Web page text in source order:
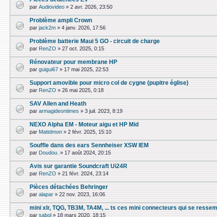
par Audiovideo » 2 avr. 2026, 23:50
Problème ampli Crown
par jack2m » 4 janv. 2026, 17:56
Problème batterie Maui 5 GO - circuit de charge
par RenZO » 27 oct. 2025, 0:15
Rénovateur pour membrane HP
par guigui67 » 17 mai 2025, 22:53
Support amovible pour micro col de cygne (pupitre église)
par RenZO » 26 mai 2025, 0:18
SAV Allen and Heath
par armagideontimes » 3 juil. 2023, 8:19
NEXO Alpha EM - Moteur aigu et HP Mid
par Mattdmon » 2 févr. 2025, 15:10
Souffle dans des ears Sennheiser XSW IEM
par Doudou. » 17 août 2024, 20:15
Avis sur garantie Soundcraft Ui24R
par RenZO » 21 févr. 2024, 23:14
Pièces détachées Behringer
par alapar » 22 nov. 2023, 16:06
mini xlr, TQG, TB3M, TA4M, ... ts ces mini connecteurs qui se
par sabol » 18 mars 2020, 18:15